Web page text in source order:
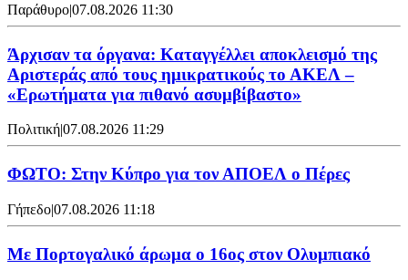
Παράθυρο|07.08.2026 11:30
Άρχισαν τα όργανα: Καταγγέλλει αποκλεισμό της
Αριστεράς από τους ημικρατικούς το ΑΚΕΛ –
«Ερωτήματα για πιθανό ασυμβίβαστο»
Πολιτική|07.08.2026 11:29
ΦΩΤΟ: Στην Κύπρο για τον ΑΠΟΕΛ ο Πέρες
Γήπεδο|07.08.2026 11:18
Με Πορτογαλικό άρωμα ο 16ος στον Ολυμπιακό